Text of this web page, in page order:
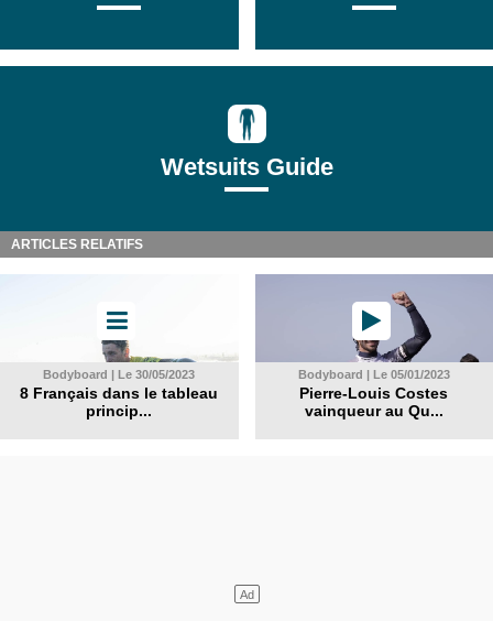
Wetsuits Guide
ARTICLES RELATIFS
Bodyboard | Le 30/05/2023
8 Français dans le tableau
princip...
Bodyboard | Le 05/01/2023
Pierre-Louis Costes
vainqueur au Qu...